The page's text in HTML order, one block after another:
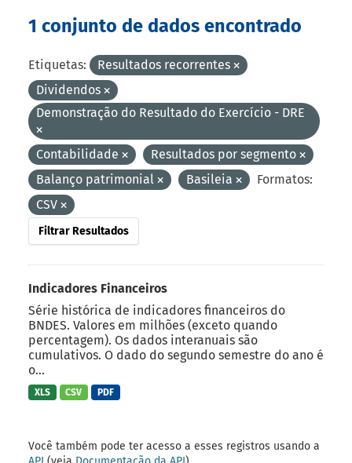
1 conjunto de dados encontrado
Etiquetas:
Resultados recorrentes
Dividendos
Demonstração do Resultado do Exercício - DRE
Contabilidade
Resultados por segmento
Balanço patrimonial
Basileia
Formatos:
CSV
Filtrar Resultados
Indicadores Financeiros
Série histórica de indicadores financeiros do
BNDES. Valores em milhões (exceto quando
percentagem). Os dados interanuais são
cumulativos. O dado do segundo semestre do ano é
o...
XLS CSV PDF
Você também pode ter acesso a esses registros usando a